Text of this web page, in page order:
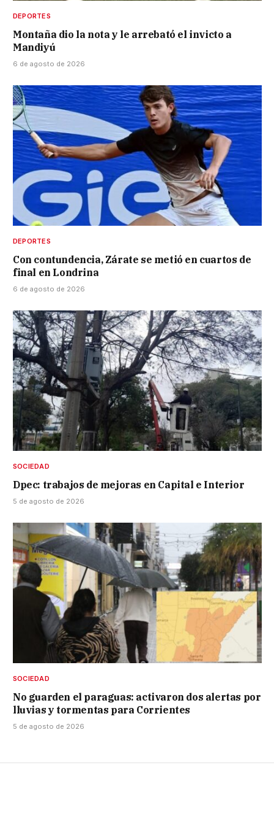
DEPORTES
Montaña dio la nota y le arrebató el invicto a
Mandiyú
6 de agosto de 2026
DEPORTES
Con contundencia, Zárate se metió en cuartos de
final en Londrina
6 de agosto de 2026
SOCIEDAD
Dpec: trabajos de mejoras en Capital e Interior
5 de agosto de 2026
SOCIEDAD
No guarden el paraguas: activaron dos alertas por
lluvias y tormentas para Corrientes
5 de agosto de 2026